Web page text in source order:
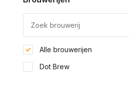
Alle brouwerijen
Dot Brew